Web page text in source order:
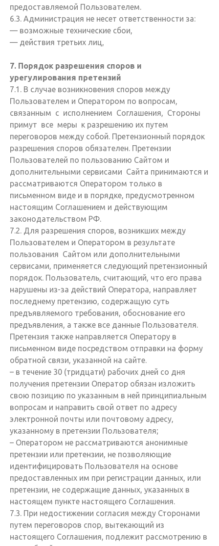
предоставляемой Пользователем.
6.3. Администрация не несет ответственности за:
— возможные технические сбои,
— действия третьих лиц,
7. Порядок разрешения споров и
урегулирования претензий
7.1. В случае возникновения споров между
Пользователем и Оператором по вопросам,
связанным с исполнением Соглашения, Стороны
примут все меры к разрешению их путем
переговоров между собой. Претензионный порядок
разрешения споров обязателен. Претензии
Пользователей по пользованию Сайтом и
дополнительными сервисами Сайта принимаются и
рассматриваются Оператором только в
письменном виде и в порядке, предусмотренном
настоящим Соглашением и действующим
законодательством РФ.
7.2. Для разрешения споров, возникших между
Пользователем и Оператором в результате
пользования Сайтом или дополнительными
сервисами, применяется следующий претензионный
порядок. Пользователь, считающий, что его права
нарушены из-за действий Оператора, направляет
последнему претензию, содержащую суть
предъявляемого требования, обоснование его
предъявления, а также все данные Пользователя.
Претензия также направляется Оператору в
письменном виде посредством отправки на форму
обратной связи, указанной на сайте.
– в течение 30 (тридцати) рабочих дней со дня
получения претензии Оператор обязан изложить
свою позицию по указанным в ней принципиальным
вопросам и направить свой ответ по адресу
электронной почты или почтовому адресу,
указанному в претензии Пользователя;
– Оператором не рассматриваются анонимные
претензии или претензии, не позволяющие
идентифицировать Пользователя на основе
предоставленных им при регистрации данных, или
претензии, не содержащие данных, указанных в
настоящем пункте настоящего Соглашения.
7.3. При недостижении согласия между Сторонами
путем переговоров спор, вытекающий из
настоящего Соглашения, подлежит рассмотрению в